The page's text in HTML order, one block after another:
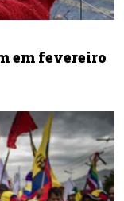
em fevereiro